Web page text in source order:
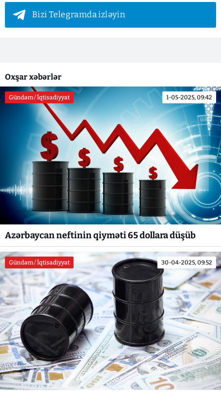
Bizi Telegramda izləyin
Oxşar xəbərlər
Gündəm / İqtisadiyyat 1-05-2025, 09:42
Azərbaycan neftinin qiyməti 65 dollara düşüb
Gündəm / İqtisadiyyat 30-04-2025, 09:52